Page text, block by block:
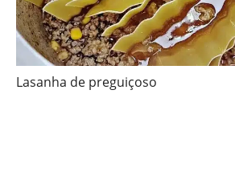
Lasanha de preguiçoso